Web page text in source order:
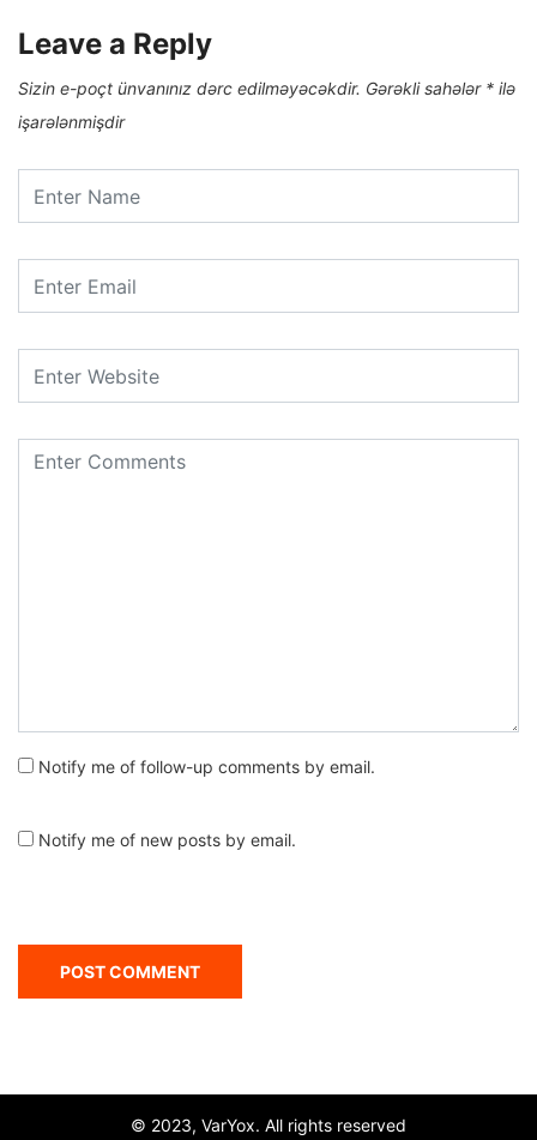
Leave a Reply
Sizin e-poçt ünvanınız dərc edilməyəcəkdir. Gərəkli sahələr * ilə
işarələnmişdir
Notify me of follow-up comments by email.
Notify me of new posts by email.
© 2023, VarYox. All rights reserved